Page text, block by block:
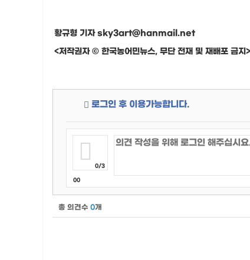
황규형 기자 sky3art@hanmail.net
<저작권자 © 한국농어민뉴스, 무단 전재 및 재배포 금지>
로그인 후 이용가능합니다.
0/3
00
총 의견수 0개